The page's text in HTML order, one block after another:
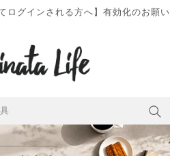
ログインされる方へ】有効化のお願い